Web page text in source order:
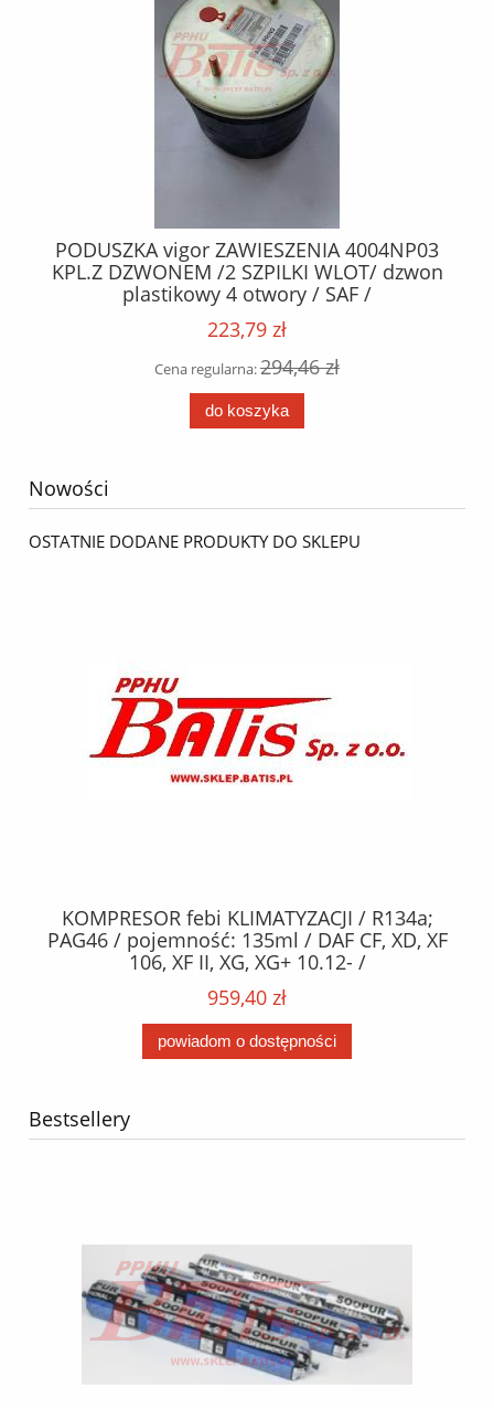
PODUSZKA vigor ZAWIESZENIA 4004NP03
KPL.Z DZWONEM /2 SZPILKI WLOT/ dzwon
plastikowy 4 otwory / SAF /
223,79 zł
Cena regularna:294,46 zł
do koszyka
Nowości
OSTATNIE DODANE PRODUKTY DO SKLEPU
KOMPRESOR febi KLIMATYZACJI / R134a;
PAG46 / pojemność: 135ml / DAF CF, XD, XF
106, XF II, XG, XG+ 10.12- /
959,40 zł
powiadom o dostępności
Bestsellery